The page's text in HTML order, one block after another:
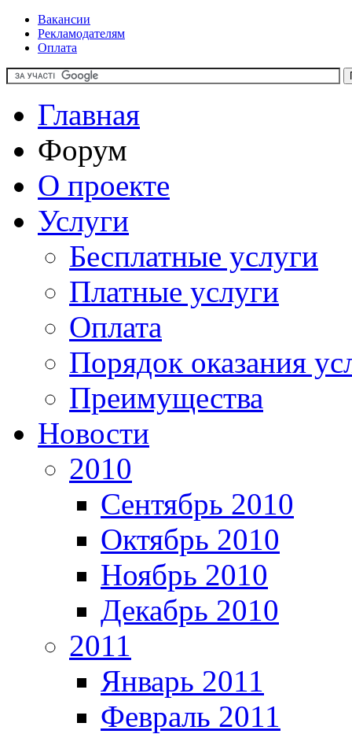
Вакансии
Рекламодателям
Оплата
Главная
Форум
О проекте
Услуги
Бесплатные услуги
Платные услуги
Оплата
Порядок оказания
Преимущества
Новости
2010
Сентябрь 2010
Октябрь 2010
Ноябрь 2010
Декабрь 2010
2011
Январь 2011
Февраль 2011